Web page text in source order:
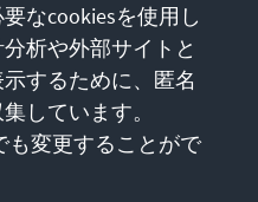
なcookiesを使用し
析や外部サイトと
するために、匿名
しています。
も変更することがで